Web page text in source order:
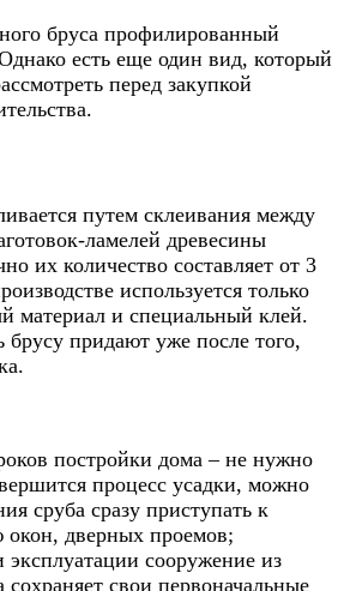
бруса профилированный
есть еще один вид, который
перед закупкой
путем склеивания между
ламелей древесины
их количество составляет от 3
используется только
материал и специальный клей.
придают уже после того,
постройки дома – не нужно
процесс усадки, можно
сруба сразу приступать к
дверных проемов;
эксплуатации сооружение из
сохраняет свои первоначальные